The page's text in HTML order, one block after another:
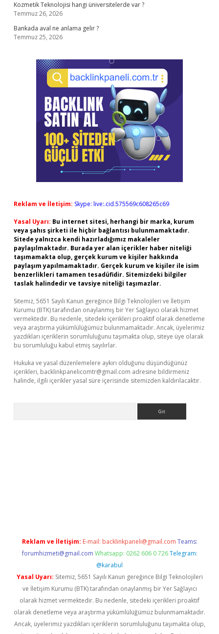
Kozmetik Teknolojisi hangi üniversitelerde var ?
Temmuz 26, 2026
Bankada aval ne anlama gelir ?
Temmuz 25, 2026
Reklam ve İletişim: Skype: live:.cid.575569c608265c69
Yasal Uyarı: Bu internet sitesi, herhangi bir marka, kurum
veya şahıs şirketi ile hiçbir bağlantısı bulunmamaktadır.
Sitede yalnızca kendi hazırladığımız makaleler
paylaşılmaktadır. Burada yer alan içerikler haber niteliği
taşımamakta olup, gerçek kurum ve kişiler hakkında
paylaşım yapılmamaktadır. Gerçek kurum ve kişiler ile isim
benzerlikleri tamamen tesadüfidir. Sitemizdeki bilgiler
taslak halindedir ve tavsiye niteliği taşımazlar.
Sitemiz, 5651 Sayılı Kanun gereğince Bilgi Teknolojileri ve İletişim
Kurumu (BTK) tarafından onaylanmış bir Yer Sağlayıcı olarak hizmet
vermektedir. Bu nedenle, sitedeki içerikleri proaktif olarak denetleme
veya araştırma yükümlülüğümüz bulunmamaktadır. Ancak, üyelerimiz
yazdıkları içeriklerin sorumluluğunu taşımakta olup, siteye üye olarak
bu sorumluluğu kabul etmiş sayılırlar.
Hukuka ve yasal düzenlemelere aykırı olduğunu düşündüğünüz
içerikleri, backlinkpanelicomtr@gmail.com adresine bildirmeniz
halinde, ilgili içerikler yasal süre içerisinde sitemizden kaldırılacaktır.
Reklam ve İletişim: E-mail: backlinkpaneli@gmail.com Teams:
forumhizmeti@gmail.com Whatsapp: 0262 606 0 726 Telegram:
@karabul
Yasal Uyarı: Sitemiz, 5651 Sayılı Kanun gereğince Bilgi Teknolojileri
ve İletişim Kurumu (BTK) tarafından onaylanmış bir Yer Sağlayıcı
olarak hizmet vermektedir. Bu nedenle, sitedeki içerikleri proaktif
olarak denetleme veya araştırma yükümlülüğümüz bulunmamaktadır.
Ancak, üyelerimiz yazdıkları içeriklerin sorumluluğunu taşımakta olup,